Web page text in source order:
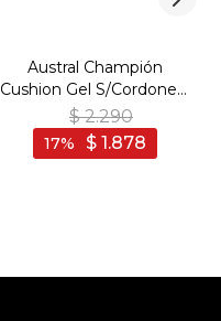
Austral Champión
Cushion Gel S/Cordones/
Hombre - Negro - Negro
$ 2.290
$ 1.878
17